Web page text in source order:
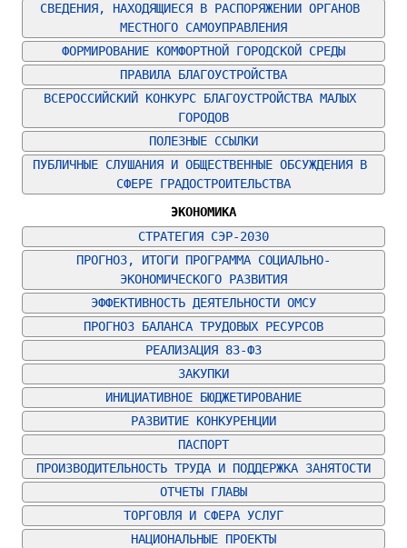
СВЕДЕНИЯ, НАХОДЯЩИЕСЯ В РАСПОРЯЖЕНИИ ОРГАНОВ
МЕСТНОГО САМОУПРАВЛЕНИЯ
ФОРМИРОВАНИЕ КОМФОРТНОЙ ГОРОДСКОЙ СРЕДЫ
ПРАВИЛА БЛАГОУСТРОЙСТВА
ВСЕРОССИЙСКИЙ КОНКУРС БЛАГОУСТРОЙСТВА МАЛЫХ
ГОРОДОВ
ПОЛЕЗНЫЕ ССЫЛКИ
ПУБЛИЧНЫЕ СЛУШАНИЯ И ОБЩЕСТВЕННЫЕ ОБСУЖДЕНИЯ В
СФЕРЕ ГРАДОСТРОИТЕЛЬСТВА
ЭКОНОМИКА
СТРАТЕГИЯ СЭР-2030
ПРОГНОЗ, ИТОГИ ПРОГРАММА СОЦИАЛЬНО-
ЭКОНОМИЧЕСКОГО РАЗВИТИЯ
ЭФФЕКТИВНОСТЬ ДЕЯТЕЛЬНОСТИ ОМСУ
ПРОГНОЗ БАЛАНСА ТРУДОВЫХ РЕСУРСОВ
РЕАЛИЗАЦИЯ 83-ФЗ
ЗАКУПКИ
ИНИЦИАТИВНОЕ БЮДЖЕТИРОВАНИЕ
РАЗВИТИЕ КОНКУРЕНЦИИ
ПАСПОРТ
ПРОИЗВОДИТЕЛЬНОСТЬ ТРУДА И ПОДДЕРЖКА ЗАНЯТОСТИ
ОТЧЕТЫ ГЛАВЫ
ТОРГОВЛЯ И СФЕРА УСЛУГ
НАЦИОНАЛЬНЫЕ ПРОЕКТЫ